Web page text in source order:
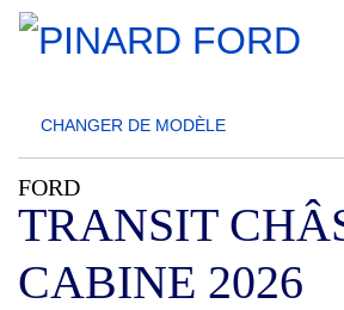
CHANGER DE MODÈLE
FORD
TRANSIT
CABINE 2026